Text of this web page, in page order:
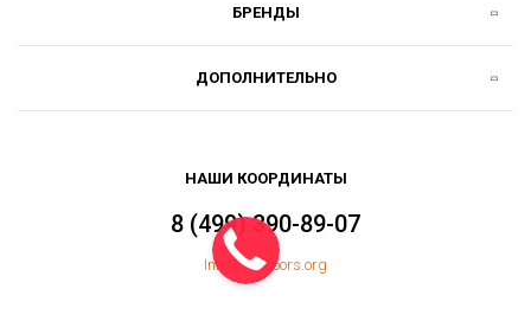
БРЕНДЫ
ДОПОЛНИТЕЛЬНО
НАШИ КООРДИНАТЫ
8 (499) 390-89-07
Info@topfloors.org